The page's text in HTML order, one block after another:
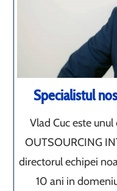
Specialistul
Vlad Cuc este
OUTSOURCING
directorul echipei
10 ani in